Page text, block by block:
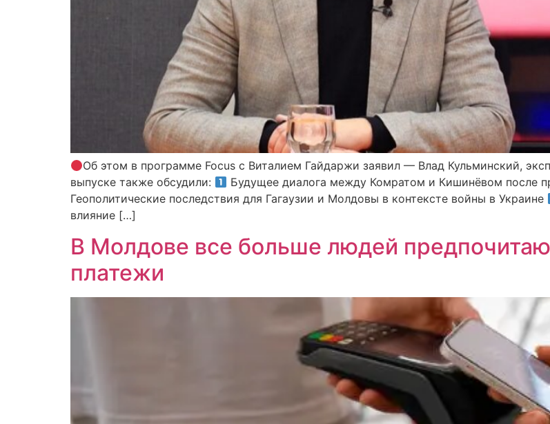
Об этом в программе Focus с Виталием Гайдаржи заявил — Влад Кульминский,
выпуске также обсудили:
Будущее диалога между Комратом и Кишинёвом после
Геополитические последствия для Гагаузии и Молдовы в контексте войны в Украине
влияние […]
В Молдове все больше людей
платежи